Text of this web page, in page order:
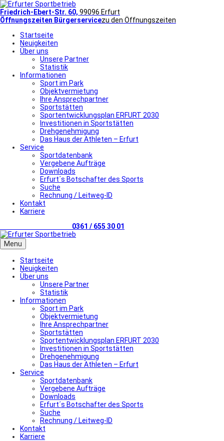
Friedrich-Ebert-Str. 60, 99096 Erfurt
Öffnungszeiten Bürgerservicezu den Öffnungszeiten
Startseite
Neuigkeiten
Über uns
Unsere Partner
Statistik
Informationen
Sport im Park
Objektvermietung
Ihre Ansprechpartner
Sportstätten
Sportentwicklungsplan ERFURT 2030
Investitionen in Sportstätten
Drehgenehmigung
Das Haus der Athleten – Erfurt
Service
Sportdatenbank
Vergebene Aufträge
Downloads
Erfurt´s Botschafter des Sports
Suche
Rechnung / Leitweg-ID
Kontakt
Karriere
0361 / 655 30 01
Menu
Startseite
Neuigkeiten
Über uns
Unsere Partner
Statistik
Informationen
Sport im Park
Objektvermietung
Ihre Ansprechpartner
Sportstätten
Sportentwicklungsplan ERFURT 2030
Investitionen in Sportstätten
Drehgenehmigung
Das Haus der Athleten – Erfurt
Service
Sportdatenbank
Vergebene Aufträge
Downloads
Erfurt´s Botschafter des Sports
Suche
Rechnung / Leitweg-ID
Kontakt
Karriere